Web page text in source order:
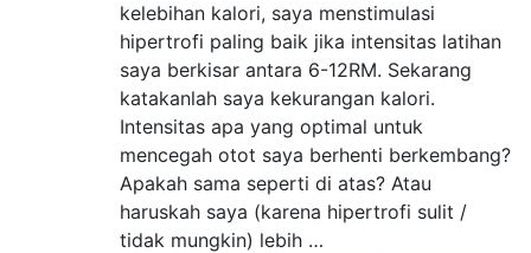
kelebihan kalori, saya menstimulasi
hipertrofi paling baik jika intensitas latihan
saya berkisar antara 6-12RM. Sekarang
katakanlah saya kekurangan kalori.
Intensitas apa yang optimal untuk
mencegah otot saya berhenti berkembang?
Apakah sama seperti di atas? Atau
haruskah saya (karena hipertrofi sulit /
tidak mungkin) lebih …